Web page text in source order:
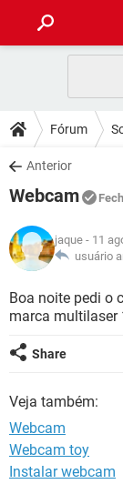
CELULAR
OUTLOOK
INSTAGRAM
GUIA DE COMPRAS
DICAS
JOGOS
INSTAGRAM
GUIA DE COMPRAS
DOWNLOADS
JOGOS
CELULAR
OUTLOOK
INSTAGRAM
GUIA DE COMPRAS
JOGOS
CELULAR
OUTLOOK
GLOSSÁRIO
CELULAR
OUTLOOK
GUIA DE COMPRAS
Fórum
Anterior
Webcam
jaque - 11
usuário
Boa noite pedi o
marca multilaser
Share
Veja também:
Webcam
Webcam toy
Instalar webcam